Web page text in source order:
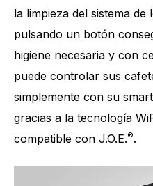
la limpieza del sistema de
pulsando un botón
higiene necesaria y con
puede controlar sus
simplemente con su
gracias a la tecnología
compatible con J.O.E.®.